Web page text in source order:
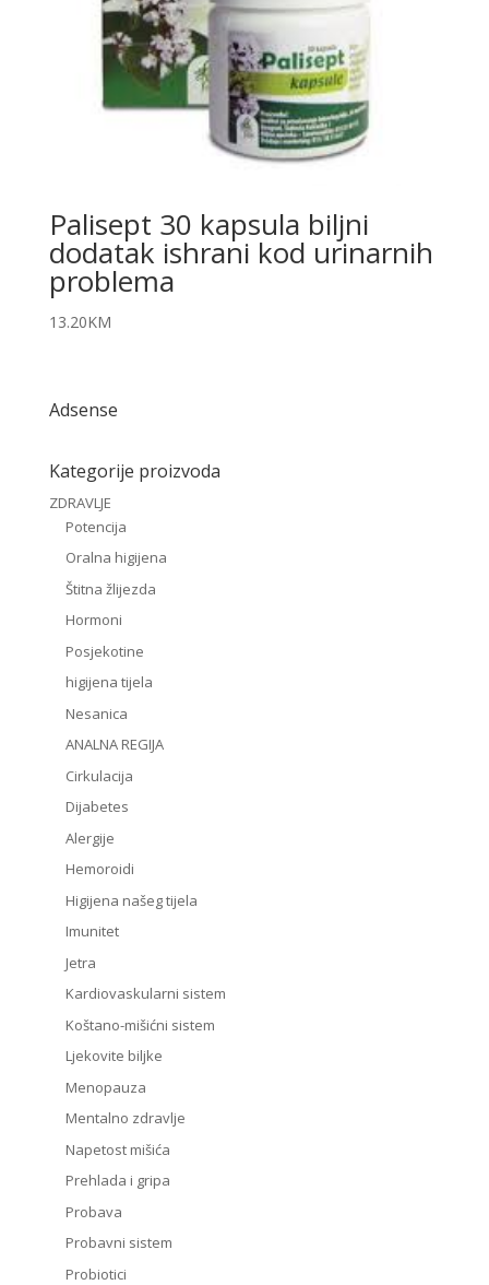
Palisept 30 kapsula biljni
dodatak ishrani kod urinarnih
problema
13.20KM
Adsense
Kategorije proizvoda
ZDRAVLJE
Potencija
Oralna higijena
Štitna žlijezda
Hormoni
Posjekotine
higijena tijela
Nesanica
ANALNA REGIJA
Cirkulacija
Dijabetes
Alergije
Hemoroidi
Higijena našeg tijela
Imunitet
Jetra
Kardiovaskularni sistem
Koštano-mišićni sistem
Ljekovite biljke
Menopauza
Mentalno zdravlje
Napetost mišića
Prehlada i gripa
Probava
Probavni sistem
Probiotici